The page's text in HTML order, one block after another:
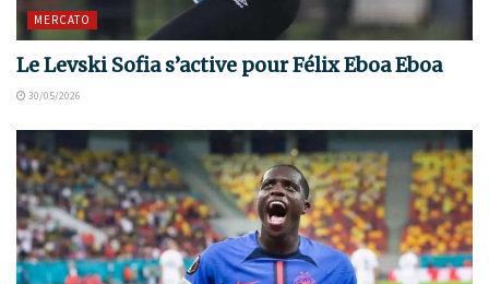
MERCATO
Le Levski Sofia s’active pour Félix Eboa Eboa
30/05/2026